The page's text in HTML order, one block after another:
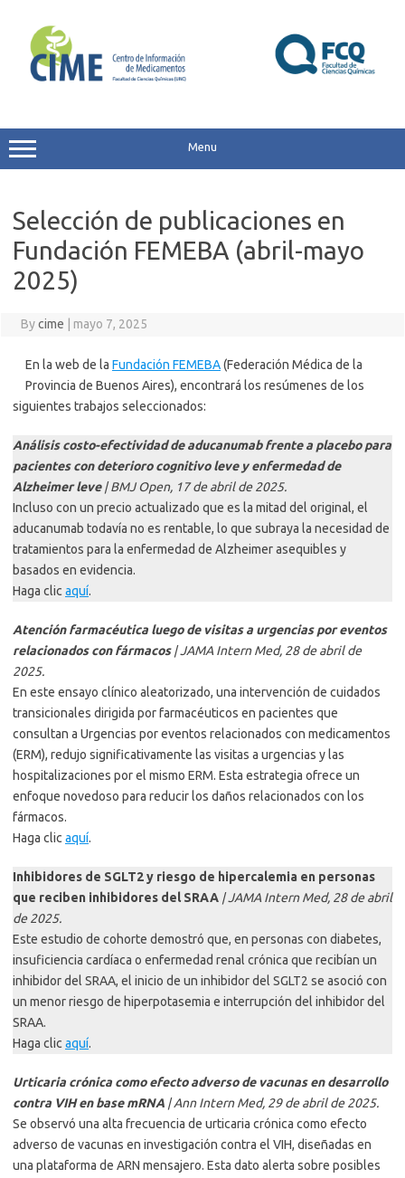
content
Menu
Selección de publicaciones en
Fundación FEMEBA (abril-mayo
2025)
Bycime mayo 7, 2025
En la web de la Fundación FEMEBA(Federación Médica de la
Provincia de Buenos Aires), encontrará los resúmenes de los
siguientes trabajos seleccionados:
Análisis costo-efectividad de aducanumab frente a placebo para
pacientes con deterioro cognitivo leve y enfermedad de
Alzheimer leve| BMJ Open, 17 de abril de 2025.
Incluso con un precio actualizado que es la mitad del original, el
aducanumab todavía no es rentable, lo que subraya la necesidad de
tratamientos para la enfermedad de Alzheimer asequibles y
basados en evidencia.
Haga clic aquí.
Atención farmacéutica luego de visitas a urgencias por eventos
relacionados con fármacos| JAMA Intern Med, 28 de abril de
2025.
En este ensayo clínico aleatorizado, una intervención de cuidados
transicionales dirigida por farmacéuticos en pacientes que
consultan a Urgencias por eventos relacionados con medicamentos
(ERM), redujo significativamente las visitas a urgencias y las
hospitalizaciones por el mismo ERM. Esta estrategia ofrece un
enfoque novedoso para reducir los daños relacionados con los
fármacos.
Haga clicaquí.
Inhibidores de SGLT2 y riesgo de hipercalemia en personas
que reciben inhibidores del SRAA | JAMA Intern Med, 28 de abril
de 2025.
Este estudio de cohorte demostró que, en personas con diabetes,
insuficiencia cardíaca o enfermedad renal crónica que recibían un
inhibidor del SRAA, el inicio de un inhibidor del SGLT2 se asoció con
un menor riesgo de hiperpotasemia e interrupción del inhibidor del
SRAA.
Haga clic aquí.
Urticaria crónica como efecto adverso de vacunas en desarrollo
contra VIH en base mRNA | Ann Intern Med, 29 de abril de 2025.
Se observó una alta frecuencia de urticaria crónica como efecto
adverso de vacunas en investigación contra el VIH, diseñadas en
una plataforma de ARN mensajero. Esta dato alerta sobre posibles